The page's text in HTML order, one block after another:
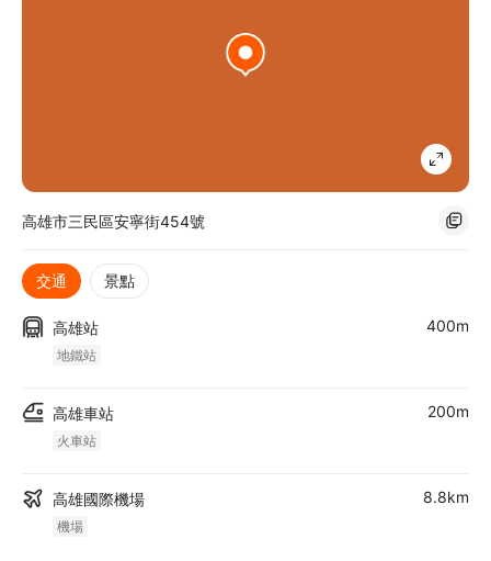
高雄市三民區安寧街454號
交通 景點
高雄站
地鐵站
400m
高雄車站
火車站
200m
高雄國際機場
機場
8.8km